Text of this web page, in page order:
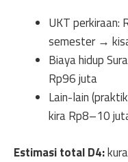
UKT perkiraan:
semester →
Biaya hidup
Rp96 juta
Lain-lain
kira Rp8–10
Estimasi total D4: